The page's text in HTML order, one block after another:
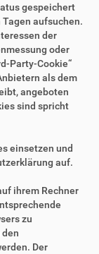
gespeichert
aufsuchen.
der
oder
Party-Cookie“
als dem
angeboten
sind spricht
einsetzen und
auf.
ihrem Rechner
zu
Der